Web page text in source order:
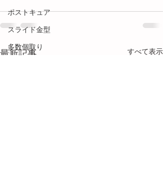
ポストキュア
スライド金型
多数個取り
最新記事 すべて表示